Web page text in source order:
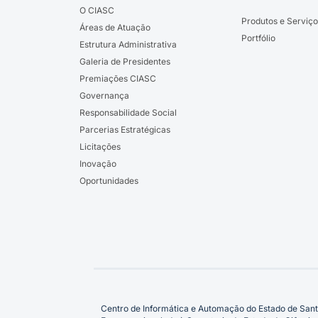
O CIASC
Áreas de Atuação
Estrutura Administrativa
Galeria de Presidentes
Premiações CIASC
Governança
Responsabilidade Social
Parcerias Estratégicas
Licitações
Inovação
Oportunidades
Produtos e
Portfólio
Centro de Informática e Automação do Estado de